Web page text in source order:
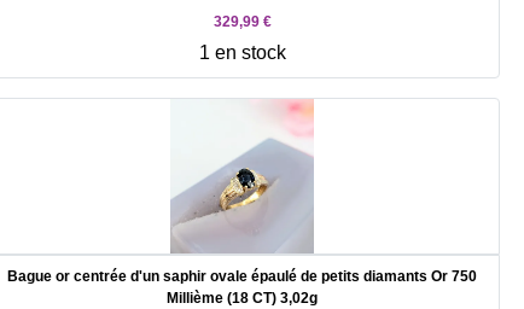
329,99 €
1 en stock
Bague or centrée d'un saphir ovale épaulé de petits diamants Or 750
Millième (18 CT) 3,02g